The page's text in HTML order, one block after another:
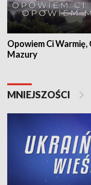
Opowiem Ci Warmię,
Mazury
MNIEJSZOŚCI